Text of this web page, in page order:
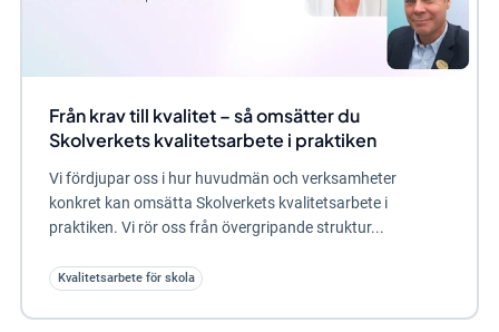
Från krav till kvalitet – så omsätter du
Skolverkets kvalitetsarbete i praktiken
Vi fördjupar oss i hur huvudmän och verksamheter
konkret kan omsätta Skolverkets kvalitetsarbete i
praktiken. Vi rör oss från övergripande struktur...
Kvalitetsarbete för skola